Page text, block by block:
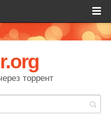
торрент